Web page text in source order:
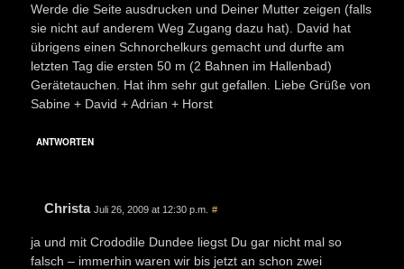
Werde die Seite ausdrucken und Deiner Mutter zeigen (falls
sie nicht auf anderem Weg Zugang dazu hat). David hat
übrigens einen Schnorchelkurs gemacht und durfte am
letzten Tag die ersten 50 m (2 Bahnen im Hallenbad)
Gerätetauchen. Hat ihm sehr gut gefallen. Liebe Grüße von
Sabine + David + Adrian + Horst
ANTWORTEN
Christa Juli 26, 2009 at 12:30 p.m. #
ja und mit Crododile Dundee liegst Du gar nicht mal so
falsch – immerhin waren wir bis jetzt an schon zwei